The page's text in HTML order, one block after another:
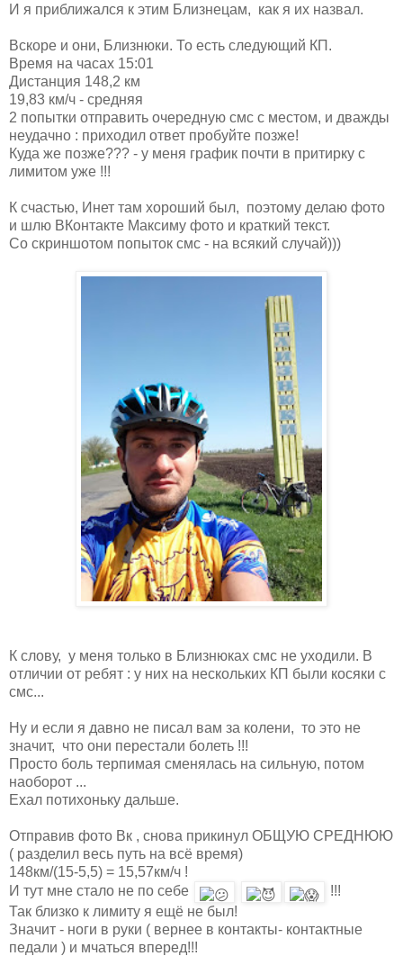
И я приближался к этим Близнецам, как я их назвал.
Вскоре и они, Близнюки. То есть следующий КП.
Время на часах 15:01
Дистанция 148,2 км
19,83 км/ч - средняя
2 попытки отправить очередную смс с местом, и дважды
неудачно : приходил ответ пробуйте позже!
Куда же позже??? - у меня график почти в притирку с
лимитом уже !!!
К счастью, Инет там хороший был, поэтому делаю фото
и шлю ВКонтакте Максиму фото и краткий текст.
Со скриншотом попыток смс - на всякий случай)))
К слову, у меня только в Близнюках смс не уходили. В
отличии от ребят : у них на нескольких КП были косяки с
смс...
Ну и если я давно не писал вам за колени, то это не
значит, что они перестали болеть !!!
Просто боль терпимая сменялась на сильную, потом
наоборот ...
Ехал потихоньку дальше.
Отправив фото Вк , снова прикинул ОБЩУЮ СРЕДНЮЮ
( разделил весь путь на всё время)
148км/(15-5,5) = 15,57км/ч !
И тут мне стало не по себе
!!!
Так близко к лимиту я ещё не был!
Значит - ноги в руки ( вернее в контакты- контактные
педали ) и мчаться вперед!!!